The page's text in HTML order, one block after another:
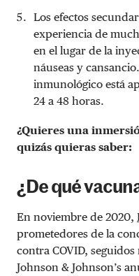
Los efectos
experiencia de
en el lugar de la
náuseas y
inmunológico está
24 a 48 horas.
¿Quieres una
quizás quieras saber:
¿De qué
En noviembre de 2020,
prometedores de la
contra COVID,
Johnson & Johnson’s